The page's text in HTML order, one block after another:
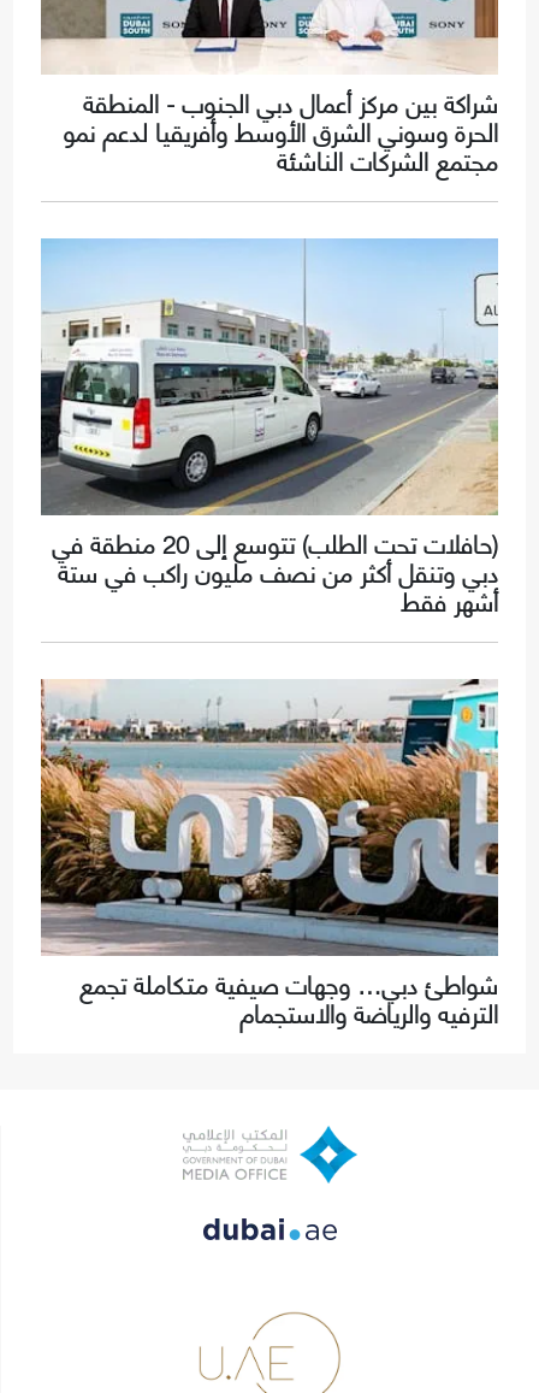
شراكة بين مركز أعمال دبي الجنوب - المنطقة
الحرة وسوني الشرق الأوسط وأفريقيا لدعم نمو
مجتمع الشركات الناشئة
(حافلات تحت الطلب) تتوسع إلى 20 منطقة في
دبي وتنقل أكثر من نصف مليون راكب في ستة
أشهر فقط
شواطئ دبي… وجهات صيفية متكاملة تجمع
الترفيه والرياضة والاستجمام